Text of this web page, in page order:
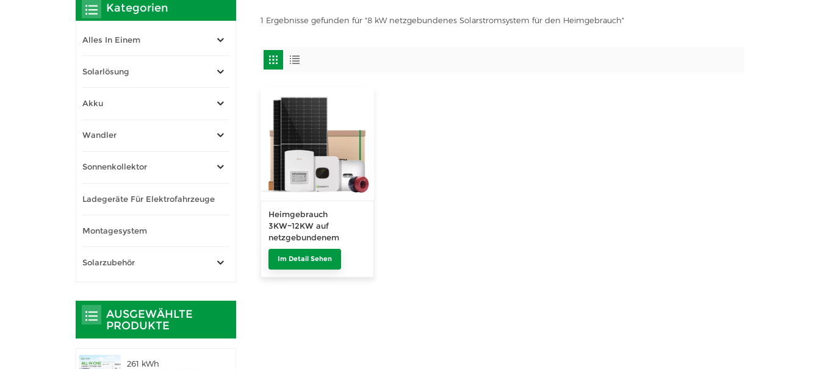
1 Ergebnisse gefunden für "8 kW netzgebundenes Solarstromsystem für den Heimgebrauch"
Heimgebrauch
3KW~12KW auf
netzgebundenem
Solarstromsystem
Im Detail Sehen
Kategorien
Alles In Einem
Solarlösung
Akku
Wandler
Sonnenkollektor
Ladegeräte Für Elektrofahrzeuge
Montagesystem
Solarzubehör
AUSGEWÄHLTE
PRODUKTE
261 kWh